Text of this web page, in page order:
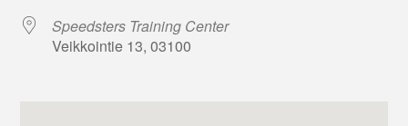
Speedsters Training Center
Veikkointie 13, 03100